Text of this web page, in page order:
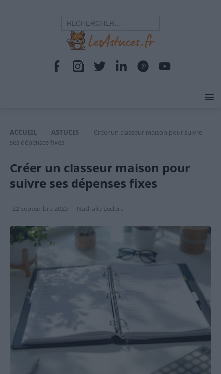
ACCUEIL ASTUCES
Créer un classeur maison pour suivre
ses dépenses fixes
Créer un classeur maison pour
suivre ses dépenses fixes
22 septembre 2025 Nathalie Leclerc